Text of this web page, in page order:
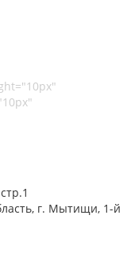
г. Мытищи, 1-й